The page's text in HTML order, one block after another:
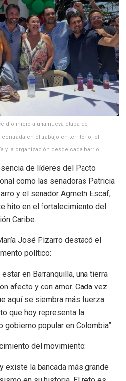
dio inicio a una nueva etapa de
en el trabajo en territorio, el
y la organización desde cada barrio.
de líderes del Pacto
como las senadoras Patricia
y el senador Agmeth Escaf,
hito en el fortalecimiento del
Caribe.
José Pizarro destacó el
político:
en Barranquilla, una tierra
afecto y con amor. Cada vez
aquí se siembra más fuerza
que hoy representa la
popular en Colombia”.
del movimiento:
existe la bancada más grande